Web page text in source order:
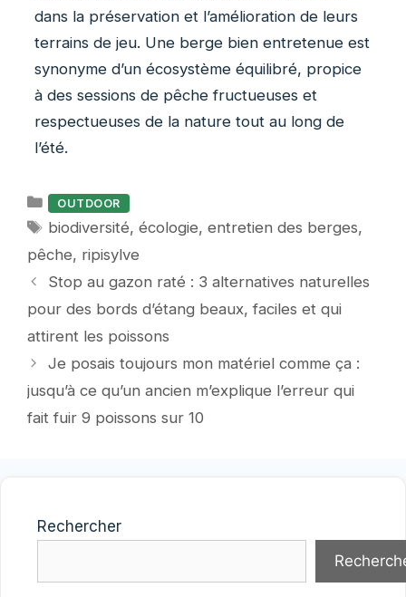
dans la préservation et l’amélioration de leurs
terrains de jeu. Une berge bien entretenue est
synonyme d’un écosystème équilibré, propice
à des sessions de pêche fructueuses et
respectueuses de la nature tout au long de
l’été.
Catégories
OUTDOOR
Étiquettes
biodiversité,écologie,entretien des berges,
pêche, ripisylve
Stop au gazon raté : 3 alternatives naturelles
pour des bords d’étang beaux, faciles et qui
attirent les poissons
Je posais toujours mon matériel comme ça :
jusqu’à ce qu’un ancien m’explique l’erreur qui
fait fuir 9 poissons sur 10
Rechercher